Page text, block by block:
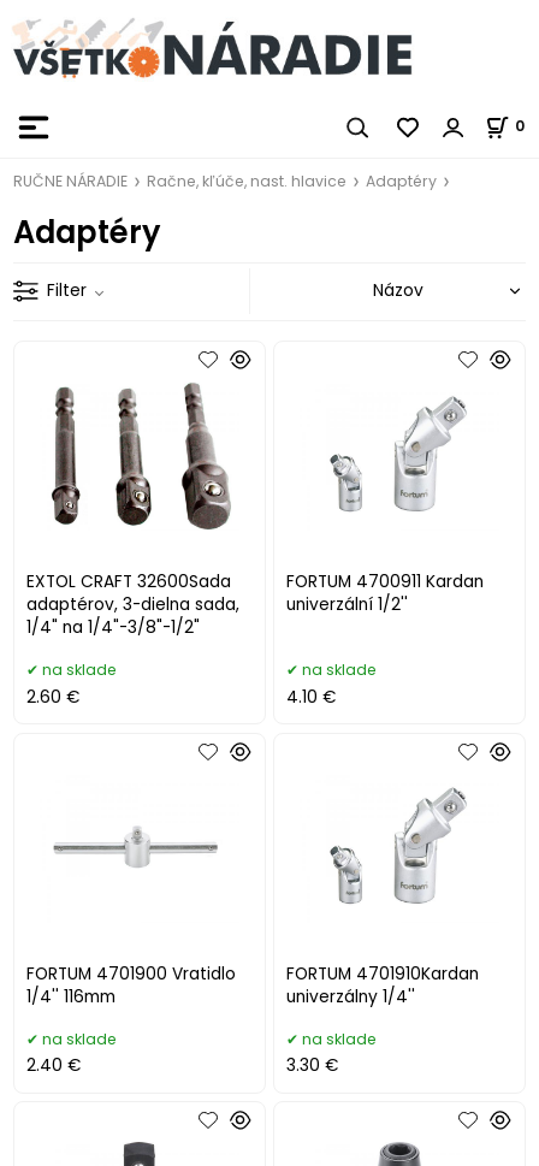
0
RUČNE NÁRADIE Račne, kľúče, nast. hlavice Adaptéry
Adaptéry
Filter
EXTOL CRAFT 32600Sada
adaptérov, 3-dielna sada,
1/4" na 1/4"-3/8"-1/2"
na sklade
2.60 €
FORTUM 4700911 Kardan
univerzální 1/2''
na sklade
4.10 €
FORTUM 4701900 Vratidlo
1/4'' 116mm
na sklade
2.40 €
FORTUM 4701910Kardan
univerzálny 1/4''
na sklade
3.30 €